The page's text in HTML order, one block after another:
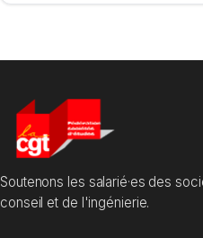
Soutenons les salarié·es des
conseil et de l'ingénierie.